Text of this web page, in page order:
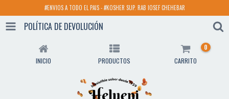
#ENVIOS A TODO EL PAIS - #KOSHER SUP. RAB IOSEF CHEHEBAR
POLÍTICA DE DEVOLUCIÓN
INICIO PRODUCTOS CARRITO
0